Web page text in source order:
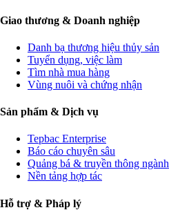
Giao thương & Doanh nghiệp
Danh bạ thương hiệu thủy sản
Tuyển dụng, việc làm
Tìm nhà mua hàng
Vùng nuôi và chứng nhận
Sản phẩm & Dịch vụ
Tepbac Enterprise
Báo cáo chuyên sâu
Quảng bá & truyền thông ngành
Nền tảng hợp tác
Hỗ trợ & Pháp lý